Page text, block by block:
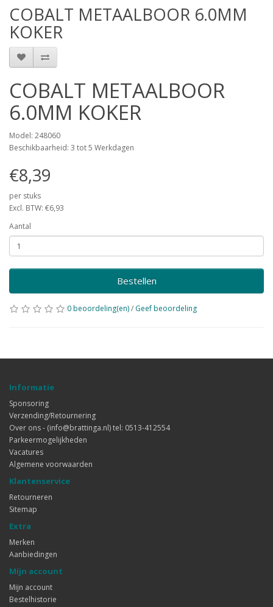
COBALT METAALBOOR 6.0MM
KOKER
COBALT METAALBOOR
6.0MM KOKER
Model: 248060
Beschikbaarheid: 3 tot 5 Werkdagen
€8,39
per stuks
Excl. BTW: €6,93
Aantal
Bestellen
0 beoordeling(en)/ Geef beoordeling
Informatie
Sponsoring
Verzending/Retournering
Over ons - (info@brattinga.nl) tel: 0513-412554
Parkeermogelijkheden
Vacatures
Algemene voorwaarden
Klantenservice
Retourneren
Sitemap
Extra
Merken
Aanbiedingen
Mijn account
Mijn account
Bestelhistorie